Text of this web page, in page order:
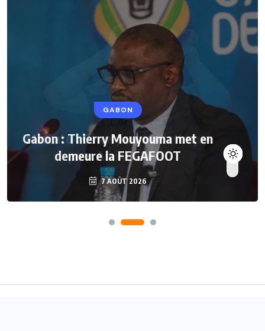
GABON
Gabon : Thierry Mouyouma met en
demeure la FEGAFOOT
7 AOÛT 2026